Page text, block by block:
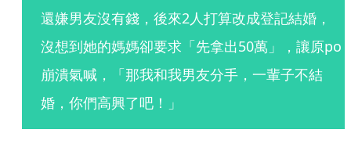
還嫌男友沒有錢，後來2人打算改成登記結婚，
沒想到她的媽媽卻要求「先拿出50萬」，讓原po
崩潰氣喊，「那我和我男友分手，一輩子不結
婚，你們高興了吧！」